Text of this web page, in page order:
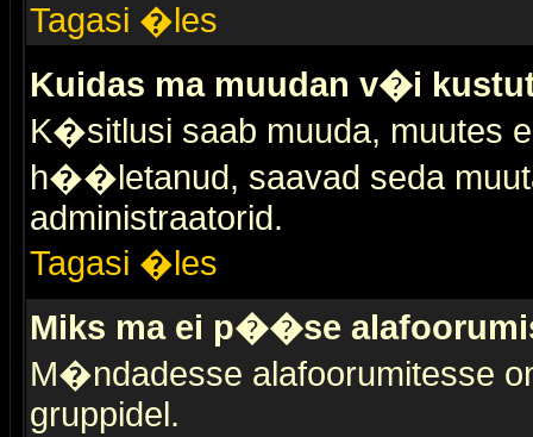
Tagasi �les
Kuidas ma muudan v�i
K�sitlusi saab muuda, muutes
h��letanud, saavad seda
administraatorid.
Tagasi �les
Miks ma ei p��se
M�ndadesse alafoorumitesse
gruppidel.